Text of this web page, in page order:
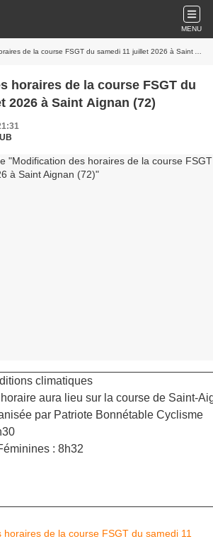
MENU
de la course FSGT du samedi 11 juillet 2026 à Saint Aignan (72)
horaires de la course FSGT du
2026 à Saint Aignan (72)
climatiques
aura lieu sur la course de Saint-
par Patriote Bonnétable Cyclisme
: 8h32